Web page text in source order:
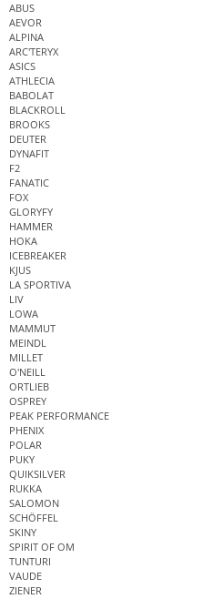
ABUS
AEVOR
ALPINA
ARC'TERYX
ASICS
ATHLECIA
BABOLAT
BLACKROLL
BROOKS
DEUTER
DYNAFIT
F2
FANATIC
FOX
GLORYFY
HAMMER
HOKA
ICEBREAKER
KJUS
LA SPORTIVA
LIV
LOWA
MAMMUT
MEINDL
MILLET
O'NEILL
ORTLIEB
OSPREY
PEAK PERFORMANCE
PHENIX
POLAR
PUKY
QUIKSILVER
RUKKA
SALOMON
SCHÖFFEL
SKINY
SPIRIT OF OM
TUNTURI
VAUDE
ZIENER